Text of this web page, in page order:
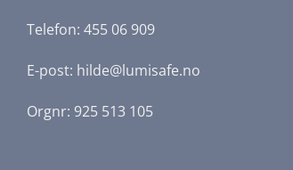
Telefon: 455 06 909
E-post: hilde@lumisafe.no
Orgnr: 925 513 105